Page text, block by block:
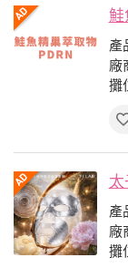
鮭
產
廠
攤
產
廠
攤